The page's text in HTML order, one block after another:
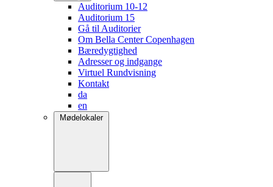
Auditorium 10-12
Auditorium 15
Gå til Auditorier
Om Bella Center Copenhagen
Bæredygtighed
Adresser og indgange
Virtuel Rundvisning
Kontakt
da
en
Mødelokaler